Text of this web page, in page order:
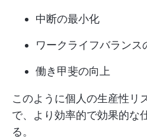
中断の最小化
ワークライフバランス
働き甲斐の向上
このように個人の生産性リ
で、より効率的で効果的な
る。